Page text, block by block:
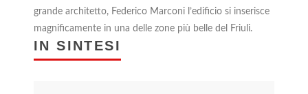
grande architetto, Federico Marconi l’edificio si inserisce
magnificamente in una delle zone più belle del Friuli.
IN SINTESI